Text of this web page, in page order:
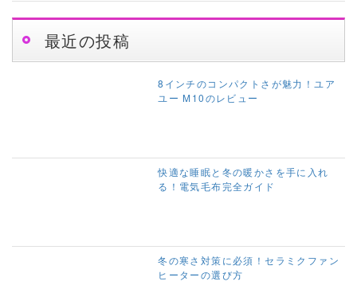
最近の投稿
8インチのコンパクトさが魅力！ユア
ユー M10のレビュー
快適な睡眠と冬の暖かさを手に入れ
る！電気毛布完全ガイド
冬の寒さ対策に必須！セラミクファン
ヒーターの選び方